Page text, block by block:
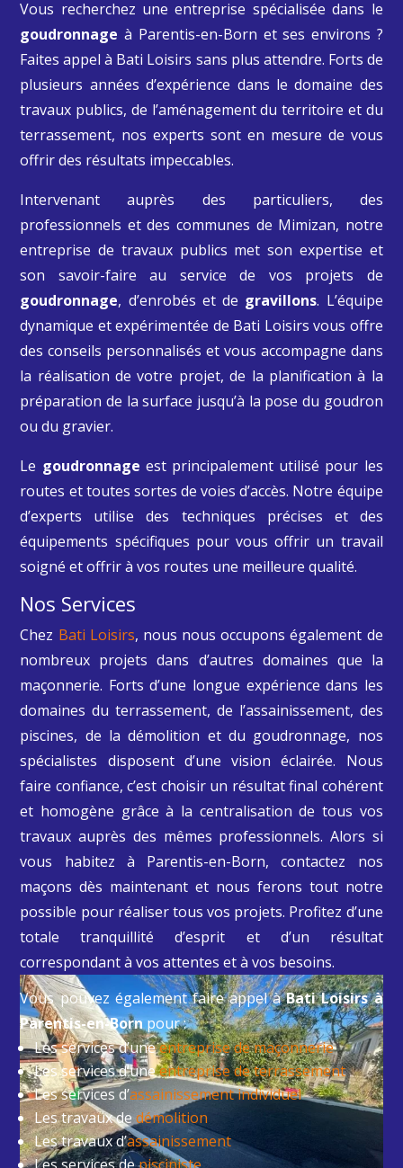
Vous recherchez une entreprise spécialisée dans le
goudronnage à Parentis-en-Born et ses environs ?
Faites appel à Bati Loisirs sans plus attendre. Forts de
plusieurs années d’expérience dans le domaine des
travaux publics, de l’aménagement du territoire et du
terrassement, nos experts sont en mesure de vous
offrir des résultats impeccables.
Intervenant auprès des particuliers, des
professionnels et des communes de Mimizan, notre
entreprise de travaux publics met son expertise et
son savoir-faire au service de vos projets de
goudronnage, d’enrobés et de gravillons. L’équipe
dynamique et expérimentée de Bati Loisirs vous offre
des conseils personnalisés et vous accompagne dans
la réalisation de votre projet, de la planification à la
préparation de la surface jusqu’à la pose du goudron
ou du gravier.
Le goudronnage est principalement utilisé pour les
routes et toutes sortes de voies d’accès. Notre équipe
d’experts utilise des techniques précises et des
équipements spécifiques pour vous offrir un travail
soigné et offrir à vos routes une meilleure qualité.
Nos Services
Chez Bati Loisirs, nous nous occupons également de
nombreux projets dans d’autres domaines que la
maçonnerie. Forts d’une longue expérience dans les
domaines du terrassement, de l’assainissement, des
piscines, de la démolition et du goudronnage, nos
spécialistes disposent d’une vision éclairée. Nous
faire confiance, c’est choisir un résultat final cohérent
et homogène grâce à la centralisation de tous vos
travaux auprès des mêmes professionnels. Alors si
vous habitez à Parentis-en-Born, contactez nos
maçons dès maintenant et nous ferons tout notre
possible pour réaliser tous vos projets. Profitez d’une
totale tranquillité d’esprit et d’un résultat
correspondant à vos attentes et à vos besoins.
Vous pouvez également faire appel àBati Loisirs à
Parentis-en-Bornpour :
Les services d’uneentreprise de maçonnerie
Les services d’uneentreprise de terrassement
Les services d’assainissement individuel
Les travaux dedémolition
Les travaux d’assainissement